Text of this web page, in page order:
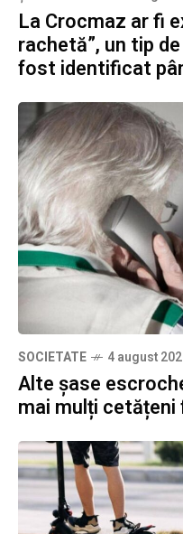
La Crocmaz ar fi
rachetă”, un tip
fost identificat
SOCIETATE 4 august
Alte șase
mai mulți cetățeni